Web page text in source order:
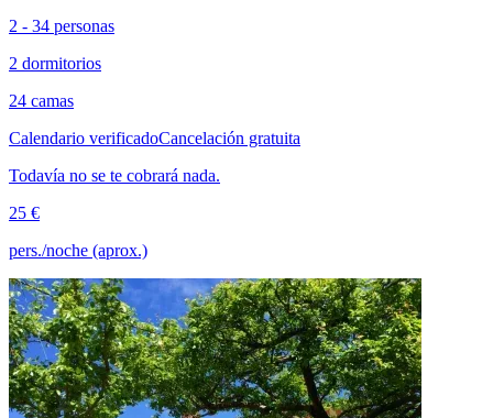
2 - 34 personas
2 dormitorios
24 camas
Calendario verificadoCancelación gratuita
Todavía no se te cobrará nada.
25 €
pers./noche (aprox.)